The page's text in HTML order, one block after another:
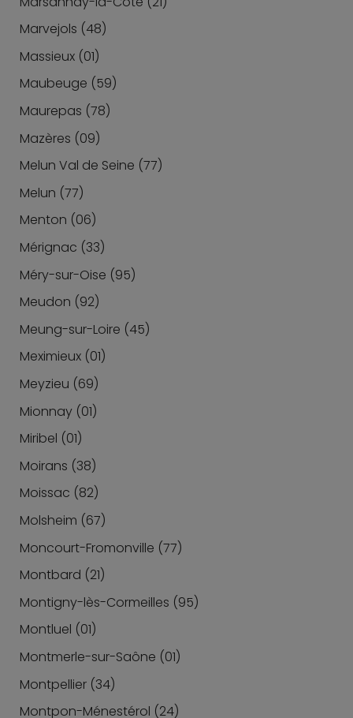
Marvejols (48)
Massieux (01)
Maubeuge (59)
Maurepas (78)
Mazères (09)
Melun Val de Seine (77)
Melun (77)
Menton (06)
Mérignac (33)
Méry-sur-Oise (95)
Meudon (92)
Meung-sur-Loire (45)
Meximieux (01)
Meyzieu (69)
Mionnay (01)
Miribel (01)
Moirans (38)
Moissac (82)
Molsheim (67)
Moncourt-Fromonville (77)
Montbard (21)
Montigny-lès-Cormeilles (95)
Montluel (01)
Montmerle-sur-Saône (01)
Montpellier (34)
Montpon-Ménestérol (24)